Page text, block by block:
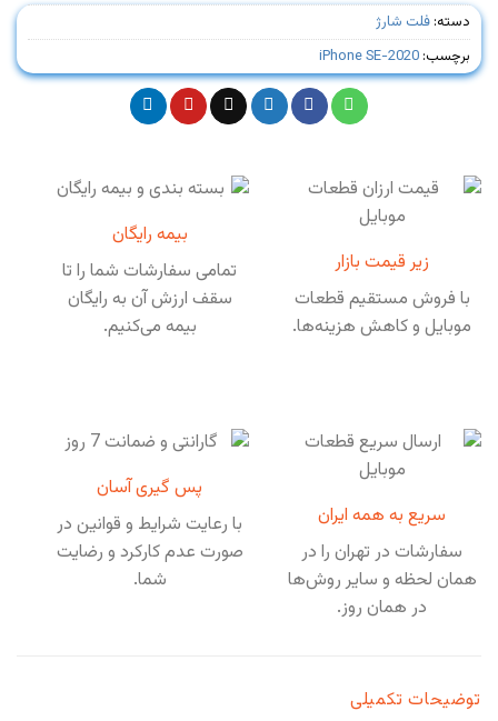
دسته: فلت شارژ
برچسب: iPhone SE-2020
زیر قیمت بازار
با فروش مستقیم قطعات
موبایل و کاهش هزینه‌ها.
بیمه رایگان
تمامی سفارشات شما را تا
سقف ارزش آن به رایگان
بیمه می‌کنیم.
سریع به همه ایران
سفارشات در تهران را در
همان لحظه و سایر روش‌ها
در همان روز.
پس گیری آسان
با رعایت شرایط و قوانین در
صورت عدم کارکرد و رضایت
شما.
توضیحات تکمیلی